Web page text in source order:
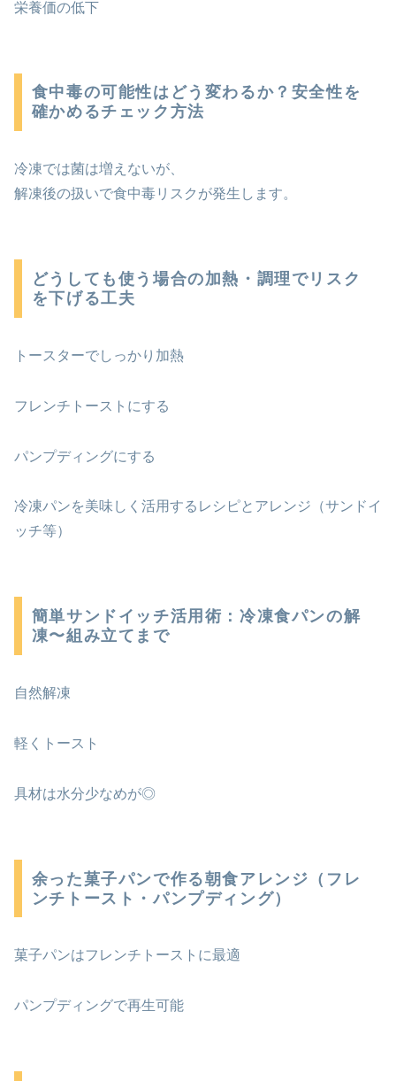
栄養価の低下
食中毒の可能性はどう変わるか？安全性を
確かめるチェック方法
冷凍では菌は増えないが、
解凍後の扱いで食中毒リスクが発生します。
どうしても使う場合の加熱・調理でリスク
を下げる工夫
トースターでしっかり加熱
フレンチトーストにする
パンプディングにする
冷凍パンを美味しく活用するレシピとアレンジ（サンドイ
ッチ等）
簡単サンドイッチ活用術：冷凍食パンの解
凍〜組み立てまで
自然解凍
軽くトースト
具材は水分少なめが◎
余った菓子パンで作る朝食アレンジ（フレ
ンチトースト・パンプディング）
菓子パンはフレンチトーストに最適
パンプディングで再生可能